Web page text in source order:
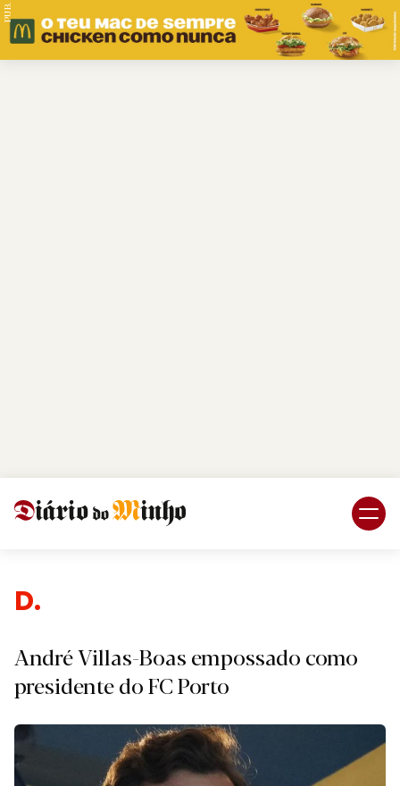
PUB.
De
André Villas-Boas empossado como
presidente do FC Porto